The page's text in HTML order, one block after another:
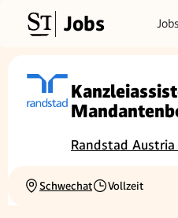
Jobs
Randstad Austria
Ortschaft
Schwechat
Beschäftigungsart
Vollzeit